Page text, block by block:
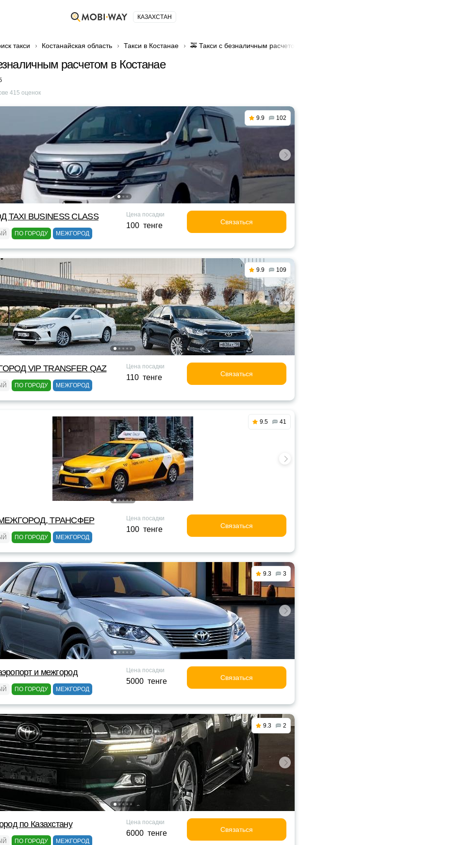
КАЗАХСТАН
такси Костанайская область Такси в Костанае 🚕 Такси с безналичным расчетом в Костанае
расчетом в Костанае
415 оценок
9.9 102
BUSINESS CLASS
ПО ГОРОДУ МЕЖГОРОД
Цена посадки
100 тенге Связаться
9.9 109
VIP TRANSFER QАZ
ПО ГОРОДУ МЕЖГОРОД
Цена посадки
110 тенге Связаться
9.5 41
МЕЖГОРОД, ТРАНСФЕР
ПО ГОРОДУ МЕЖГОРОД
Цена посадки
100 тенге Связаться
9.3 3
и межгород
ПО ГОРОДУ МЕЖГОРОД
Цена посадки
5000 тенге Связаться
9.3 2
по Казахстану
ПО ГОРОДУ МЕЖГОРОД
Цена посадки
6000 тенге Связаться